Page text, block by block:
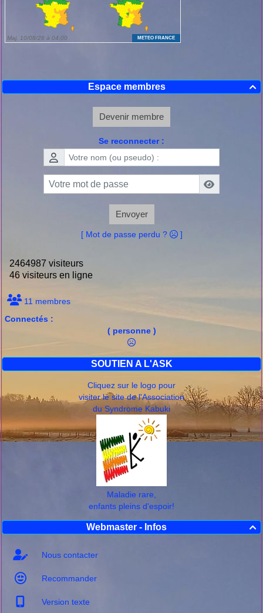

Espace membres
Devenir membre
Se reconnecter :
Envoyer
[ Mot de passe perdu ? ]
2464987 visiteurs
46 visiteurs en ligne
11 membres
Connectés :
( personne )
SOUTIEN A L'ASK
Cliquez sur le logo pour
visiter le site de l'Association
du Syndrome Kabuki
Maladie rare,
enfants pleins d'espoir!

Webmaster - Infos
Nous contacter
Recommander
Version texte